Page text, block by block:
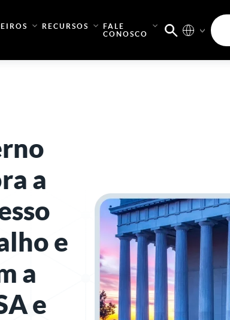
RECURSOS
FALE
CONOSCO
a
e
a
e